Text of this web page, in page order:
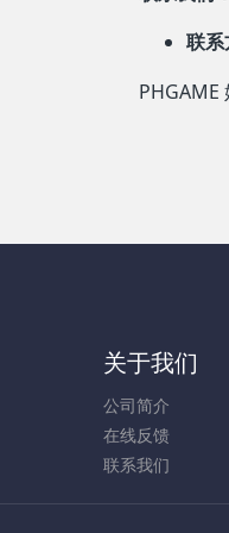
联
PHGAME
关于我们
公司简介
在线反馈
联系我们